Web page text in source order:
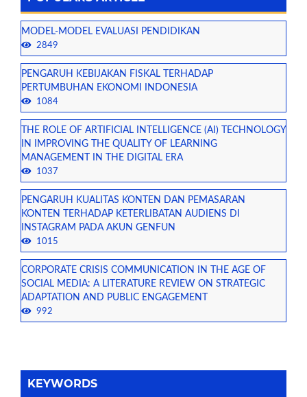
MODEL-MODEL EVALUASI PENDIDIKAN
2849
PENGARUH KEBIJAKAN FISKAL TERHADAP
PERTUMBUHAN EKONOMI INDONESIA
1084
THE ROLE OF ARTIFICIAL INTELLIGENCE (AI) TECHNOLOGY
IN IMPROVING THE QUALITY OF LEARNING
MANAGEMENT IN THE DIGITAL ERA
1037
PENGARUH KUALITAS KONTEN DAN PEMASARAN
KONTEN TERHADAP KETERLIBATAN AUDIENS DI
INSTAGRAM PADA AKUN GENFUN
1015
CORPORATE CRISIS COMMUNICATION IN THE AGE OF
SOCIAL MEDIA: A LITERATURE REVIEW ON STRATEGIC
ADAPTATION AND PUBLIC ENGAGEMENT
992
KEYWORDS